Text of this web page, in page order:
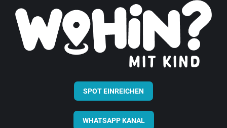
SPOT EINREICHEN
WHATSAPP KANAL